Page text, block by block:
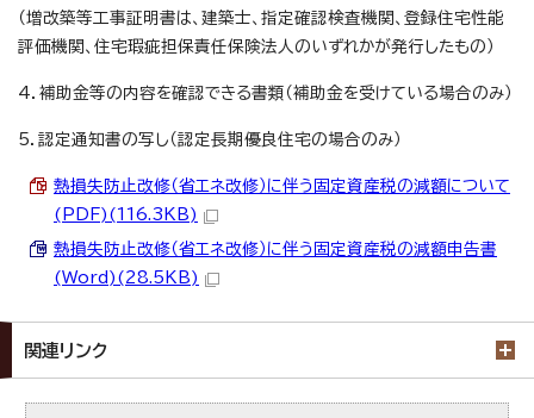
（増改築等工事証明書は、建築士、指定確認検査機関、登録住宅性能
評価機関、住宅瑕疵担保責任保険法人のいずれかが発行したもの）
4．補助金等の内容を確認できる書類（補助金を受けている場合のみ）
5．認定通知書の写し（認定長期優良住宅の場合のみ）
熱損失防止改修（省エネ改修）に伴う固定資産税の減額について
(PDF)(116.3KB)
熱損失防止改修（省エネ改修）に伴う固定資産税の減額申告書
(Word)(28.5KB)
関連リンク